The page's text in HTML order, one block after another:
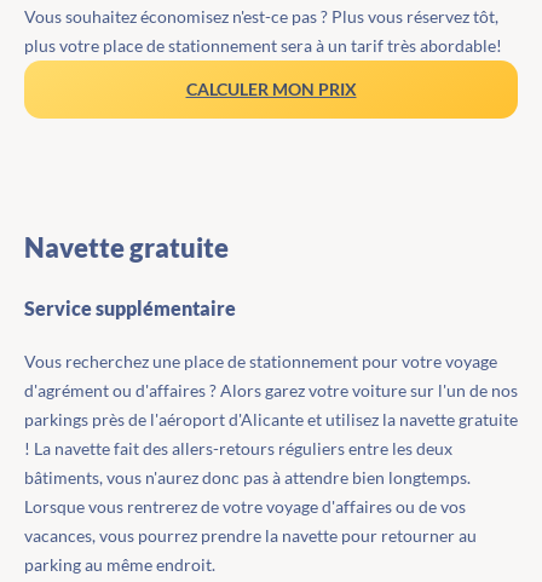
Vous souhaitez économisez n'est-ce pas ? Plus vous réservez tôt,
plus votre place de stationnement sera à un tarif très abordable!
CALCULER MON PRIX
Navette gratuite
Service supplémentaire
Vous recherchez une place de stationnement pour votre voyage
d'agrément ou d'affaires ? Alors garez votre voiture sur l'un de nos
parkings près de l'aéroport d'Alicante et utilisez la navette gratuite
! La navette fait des allers-retours réguliers entre les deux
bâtiments, vous n'aurez donc pas à attendre bien longtemps.
Lorsque vous rentrerez de votre voyage d'affaires ou de vos
vacances, vous pourrez prendre la navette pour retourner au
parking au même endroit.